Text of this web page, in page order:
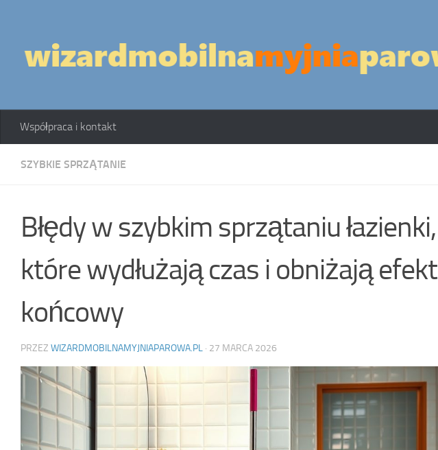
Współpraca i kontakt
SZYBKIE SPRZĄTANIE
Błędy w szybkim sprzątaniu łazienki,
które wydłużają czas i obniżają efekt
końcowy
PRZEZ WIZARDMOBILNAMYJNIAPAROWA.PL · 27 MARCA 2026